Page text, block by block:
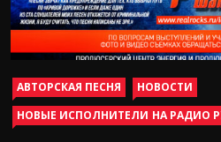
АВТОРСКАЯ ПЕСНЯ
НОВОСТИ
НОВЫЕ ИСПОЛНИТЕЛИ НА РАДИО